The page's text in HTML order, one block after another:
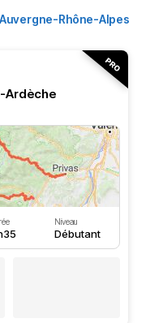
Rhône-Alpes
Ardèche
Niveau
Débutant